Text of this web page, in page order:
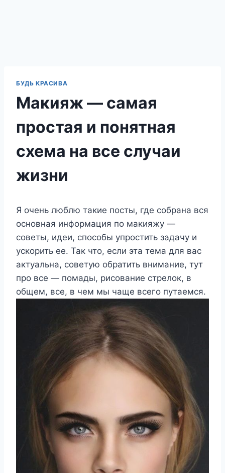
БУДЬ КРАСИВА
Макияж — самая
простая и понятная
схема на все случаи
жизни
Я очень люблю такие посты, где собрана вся
основная информация по макияжу —
советы, идеи, способы упростить задачу и
ускорить ее. Так что, если эта тема для вас
актуальна, советую обратить внимание, тут
про все — помады, рисование стрелок, в
общем, все, в чем мы чаще всего путаемся.